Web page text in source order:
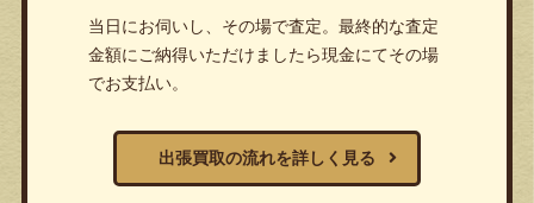
当日にお伺いし、その場で査定。最終的な査定
金額にご納得いただけましたら現金にてその場
でお支払い。
出張買取の流れを詳しく見る